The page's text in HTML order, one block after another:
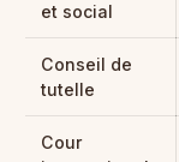
et social
Conseil de
tutelle
Cour